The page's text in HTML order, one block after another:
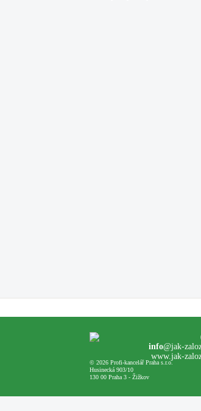
© 2026 Profi-kancelář Praha s.r.o.
Husinecká 903/10
130 00 Praha 3 - Žižkov
info@jak-
www.jak-